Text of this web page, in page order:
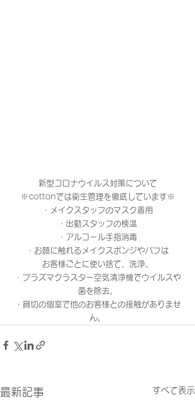
新型コロナウイルス対策について
※cottonでは衛生管理を徹底しています※
・メイクスタッフのマスク着用
・出勤スタッフの検温
・アルコール手指消毒
・お顔に触れるメイクスポンジやパフは
お客様ごとに使い捨て、洗浄。
・プラズマクラスター空気清浄機でウイルスや
菌を除去。
・貸切の個室で他のお客様との接触がありませ
ん。
最新記事 すべて表示